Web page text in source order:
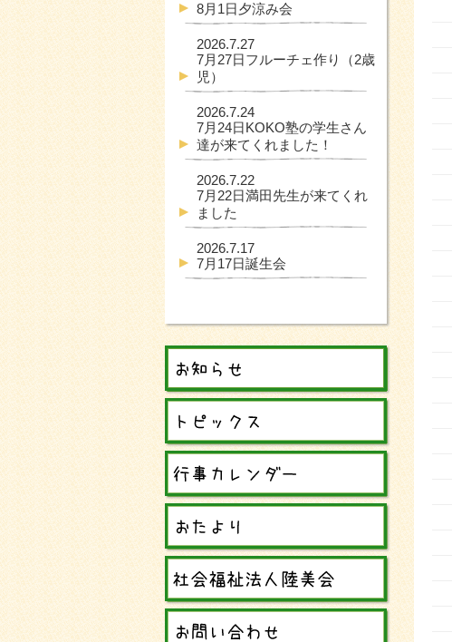
8月1日夕涼み会
2026.7.27
7月27日フルーチェ作り（2歳
児）
2026.7.24
7月24日KOKO塾の学生さん
達が来てくれました！
2026.7.22
7月22日満田先生が来てくれ
ました
2026.7.17
7月17日誕生会